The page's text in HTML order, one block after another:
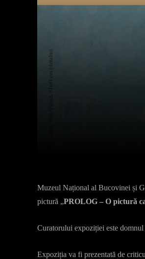
Muzeul Național al Bucovinei și
pictură „PROLOG – O pictură
Curatorului expoziției este
Expoziția va fi prezentată de